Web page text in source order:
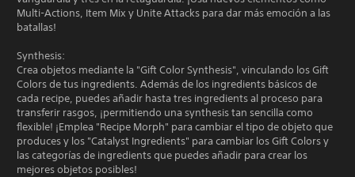
Multi-Actions, Item Mix y Unite Attacks para dar más emoción a las
batallas!
Synthesis:
Crea objetos mediante la "Gift Color Synthesis", vinculando los Gift
Colors de tus ingredients. Además de los ingredients básicos de
cada recipe, puedes añadir hasta tres ingredients al proceso para
transferir rasgos, ¡permitiendo una synthesis tan sencilla como
flexible! ¡Emplea "Recipe Morph" para cambiar el tipo de objeto que
produces y los "Catalyst Ingredients" para cambiar los Gift Colors y
las categorías de ingredients que puedes añadir para crear los
mejores objetos posibles!